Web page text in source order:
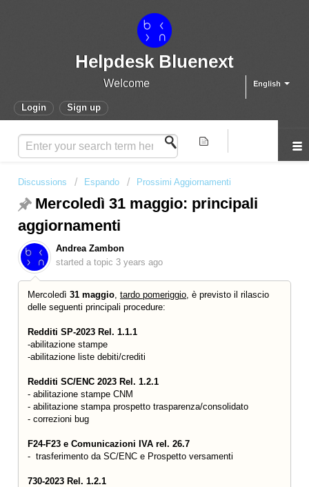
Helpdesk Bluenext
English
Welcome
Login Sign up
Discussions Espando Prossimi Aggiornamenti
Mercoledì 31 maggio: principali
aggiornamenti
Andrea Zambon
started a topic 3 years ago
Mercoledì 31 maggio tardo pomeriggio , è previsto il rilascio
delle seguenti principali procedure:
Redditi SP-2023 Rel. 1.1.1
-abilitazione stampe
-abilitazione liste debiti/crediti
Redditi SC/ENC 2023 Rel. 1.2.1
- abilitazione stampe CNM
- abilitazione stampa prospetto trasparenza/consolidato
- correzioni bug
F24-F23 e Comunicazioni IVA rel. 26.7
- trasferimento da SC/ENC e Prospetto versamenti
730-2023 Rel. 1.2.1